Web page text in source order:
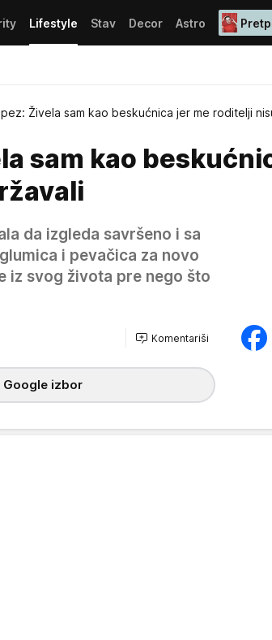
Lifestyle Stav Decor Astro
Živela sam kao beskućnica jer me roditelji
sam kao
da izgleda savršeno i sa
i pevačica za novo
iz svog života pre nego što
Komentariši
Google izbor